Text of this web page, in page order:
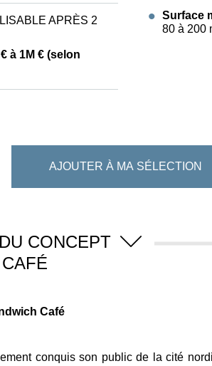
APRÈS 2
à 1M € (selon
Surface
80 à 200
AJOUTER À MA SÉLECTION
CONCEPT
Café
conquis son public de la cité